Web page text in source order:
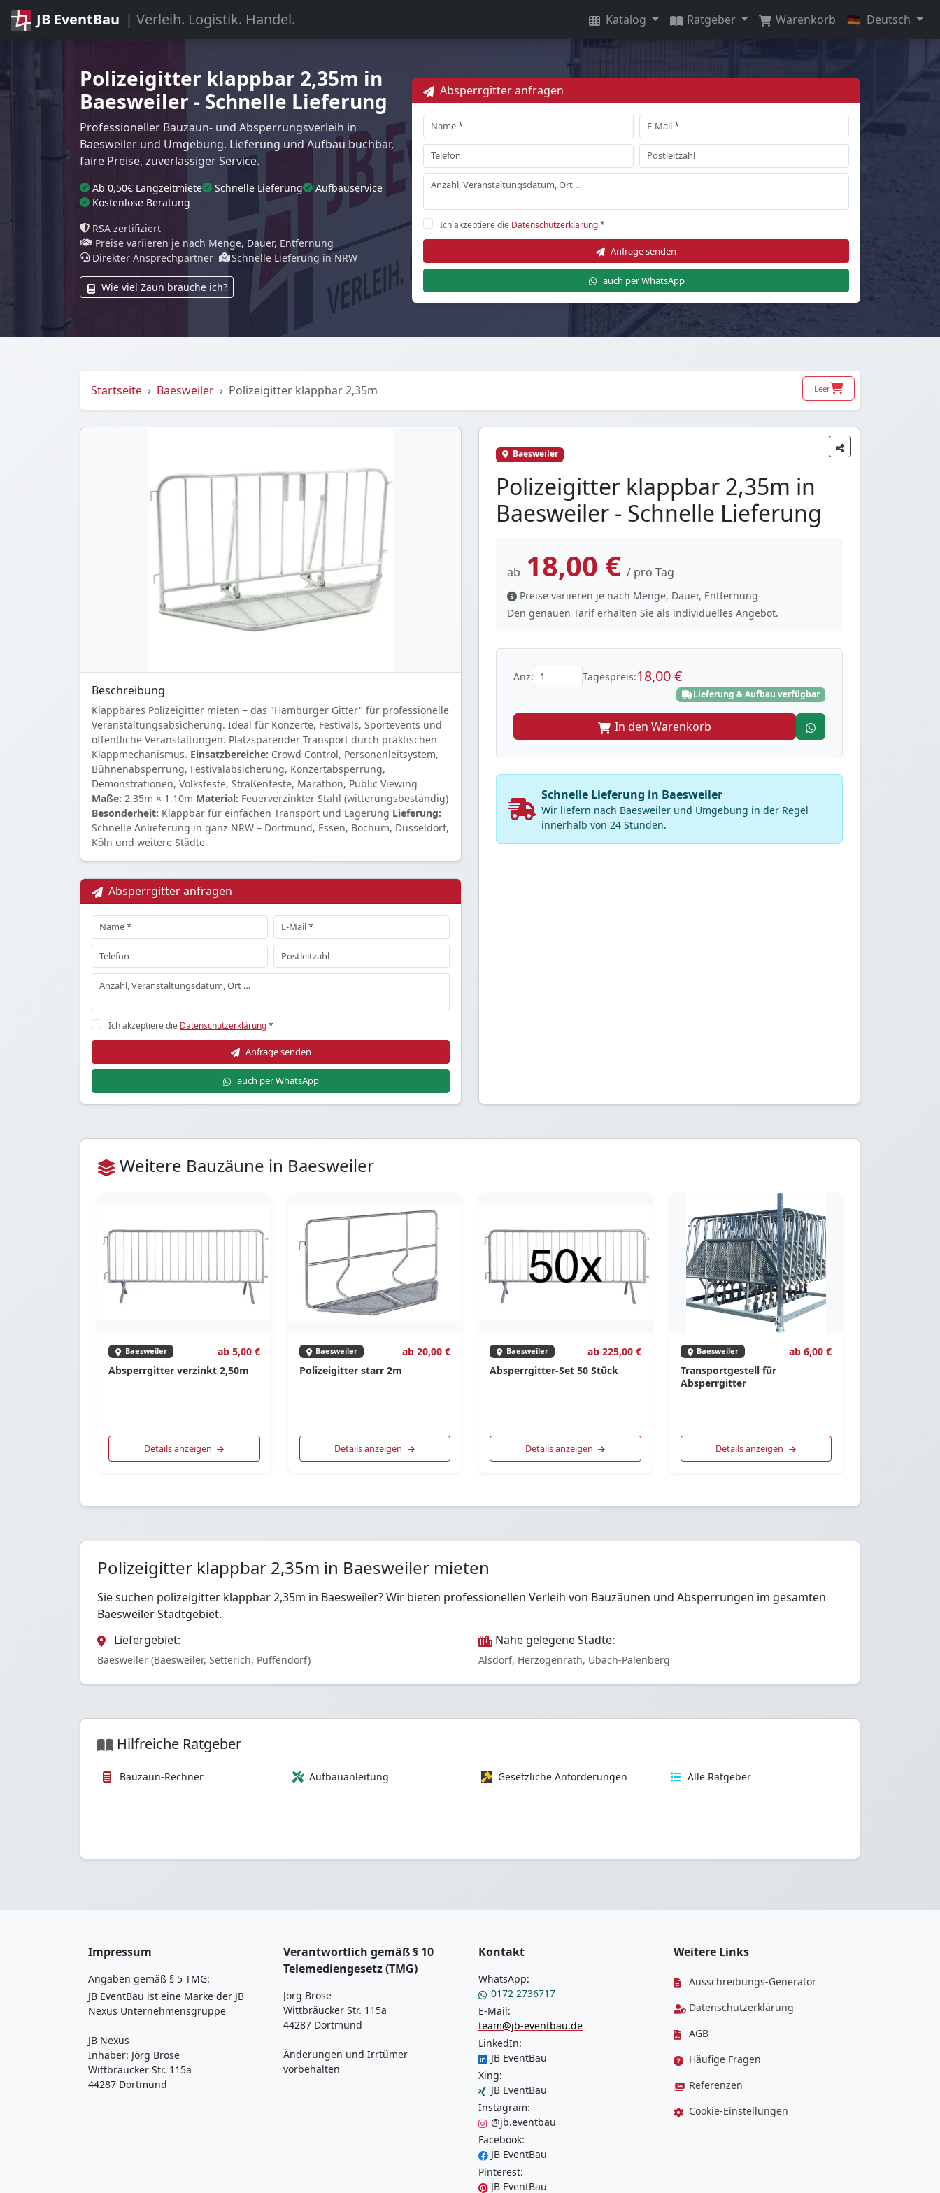
JB EventBau | Verleih. Logistik. Handel. Katalog Ratgeber Warenkorb 🇩🇪 Deutsch
Polizeigitter klappbar 2,35m in
Baesweiler - Schnelle Lieferung
Professioneller Bauzaun- und Absperrungsverleih in
Baesweiler und Umgebung. Lieferung und Aufbau buchbar,
faire Preise, zuverlässiger Service.
Ab 0,50€ Langzeitmiete Schnelle Lieferung
Aufbauservice
Kostenlose Beratung
RSA zertifiziert
Preise variieren je nach Menge, Dauer, Entfernung
Direkter Ansprechpartner
Schnelle Lieferung in NRW
Wie viel Zaun brauche ich?
Absperrgitter anfragen
Ich akzeptiere die Datenschutzerklärung*
Anfrage senden
auch per WhatsApp
Leer
Startseite Baesweiler Polizeigitter klappbar 2,35m
Beschreibung
Klappbares Polizeigitter mieten – das "Hamburger Gitter" für professionelle
Veranstaltungsabsicherung. Ideal für Konzerte, Festivals, Sportevents und
öffentliche Veranstaltungen. Platzsparender Transport durch praktischen
Klappmechanismus. Einsatzbereiche: Crowd Control, Personenleitsystem,
Bühnenabsperrung, Festivalabsicherung, Konzertabsperrung,
Demonstrationen, Volksfeste, Straßenfeste, Marathon, Public Viewing
Maße: 2,35m × 1,10m Material: Feuerverzinkter Stahl (witterungsbeständig)
Besonderheit: Klappbar für einfachen Transport und Lagerung Lieferung:
Schnelle Anlieferung in ganz NRW – Dortmund, Essen, Bochum, Düsseldorf,
Köln und weitere Städte
Absperrgitter anfragen
Ich akzeptiere die Datenschutzerklärung*
Anfrage senden
auch per WhatsApp
Baesweiler
Polizeigitter klappbar 2,35m in
Baesweiler - Schnelle Lieferung
ab 18,00 € / pro Tag
Preise variieren je nach Menge, Dauer, Entfernung
Den genauen Tarif erhalten Sie als individuelles Angebot.
Anz: Tagespreis:18,00 €
Lieferung & Aufbau verfügbar
In den Warenkorb
Schnelle Lieferung in Baesweiler
Wir liefern nach Baesweiler und Umgebung in der Regel
innerhalb von 24 Stunden.
Weitere Bauzäune in Baesweiler
Baesweiler
ab 5,00 €
Absperrgitter verzinkt 2,50m
Details anzeigen
Baesweiler
ab 20,00 €
Polizeigitter starr 2m
Details anzeigen
Baesweiler
ab 225,00 €
Absperrgitter-Set 50 Stück
Details anzeigen
Baesweiler
ab 6,00 €
Transportgestell für
Absperrgitter
Details anzeigen
Polizeigitter klappbar 2,35m in Baesweiler mieten
Sie suchen polizeigitter klappbar 2,35m in Baesweiler? Wir bieten professionellen Verleih von Bauzäunen und Absperrungen im gesamten
Baesweiler Stadtgebiet.
Liefergebiet:
Baesweiler (Baesweiler, Setterich, Puffendorf)
Nahe gelegene Städte:
Alsdorf, Herzogenrath, Übach-Palenberg
Hilfreiche Ratgeber
Bauzaun-Rechner Aufbauanleitung Gesetzliche Anforderungen Alle Ratgeber
Impressum
Angaben gemäß § 5 TMG:
JB EventBau ist eine Marke der JB
Nexus Unternehmensgruppe
JB Nexus
Inhaber: Jörg Brose
Wittbräucker Str. 115a
44287 Dortmund
Verantwortlich gemäß § 10
Telemediengesetz (TMG)
Jörg Brose
Wittbräucker Str. 115a
44287 Dortmund
Änderungen und Irrtümer
vorbehalten
Kontakt
WhatsApp:
0172 2736717
E-Mail:
team@jb-eventbau.de
LinkedIn:
JB EventBau
Xing:
JB EventBau
Instagram:
@jb.eventbau
Facebook:
JB EventBau
Pinterest:
JB EventBau
Weitere Links
Ausschreibungs-Generator
Datenschutzerklärung
AGB
Häufige Fragen
Referenzen
Cookie-Einstellungen